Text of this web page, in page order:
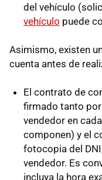
del vehículo
vehículo puede
Asimismo, existen
cuenta antes de
El contrato de
firmado tanto
vendedor en
componen) y el
fotocopia del
vendedor. Es
incluya la hora